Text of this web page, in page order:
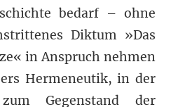
bedarf – ohne
Diktum »Das
in Anspruch nehmen
Hermeneutik, in der
Gegenstand der